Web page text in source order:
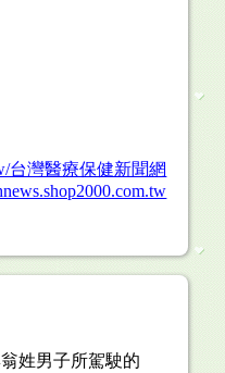
台灣醫療保健新聞網
姓男子所駕駛的